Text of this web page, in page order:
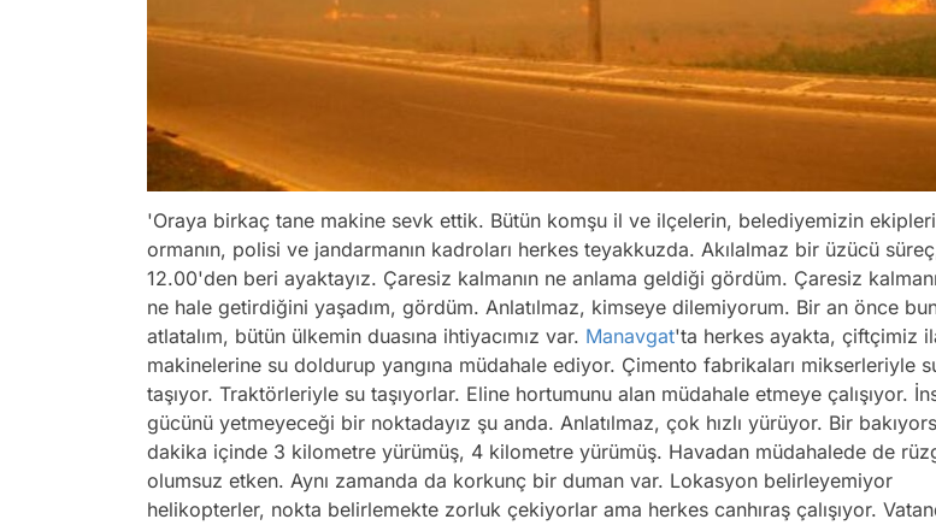
'Oraya birkaç tane makine sevk ettik. Bütün komşu il ve ilçelerin, belediyemizin
ormanın, polisi ve jandarmanın kadroları herkes teyakkuzda. Akılalmaz bir üzücü
12.00'den beri ayaktayız. Çaresiz kalmanın ne anlama geldiği gördüm. Çaresiz
ne hale getirdiğini yaşadım, gördüm. Anlatılmaz, kimseye dilemiyorum. Bir an önce
atlatalım, bütün ülkemin duasına ihtiyacımız var. Manavgat'ta herkes ayakta, çiftçimiz
makinelerine su doldurup yangına müdahale ediyor. Çimento fabrikaları mikserleriyle
taşıyor. Traktörleriyle su taşıyorlar. Eline hortumunu alan müdahale etmeye çalışıyor.
gücünü yetmeyeceği bir noktadayız şu anda. Anlatılmaz, çok hızlı yürüyor. Bir
dakika içinde 3 kilometre yürümüş, 4 kilometre yürümüş. Havadan müdahalede de
olumsuz etken. Aynı zamanda da korkunç bir duman var. Lokasyon belirleyemiyor
helikopterler, nokta belirlemekte zorluk çekiyorlar ama herkes canhıraş çalışıyor.